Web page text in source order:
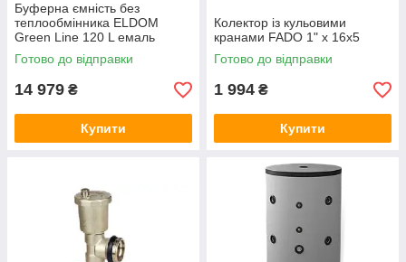
Буферна ємність без
теплообмінника ELDOM
Green Line 120 L емаль
Готово до відправки
14 979 ₴
Купити
Колектор із кульовими
кранами FADO 1" x 16x5
Готово до відправки
1 994 ₴
Купити